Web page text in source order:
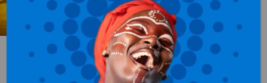
Bureautique auCameroun